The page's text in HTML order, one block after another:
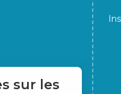
sur les